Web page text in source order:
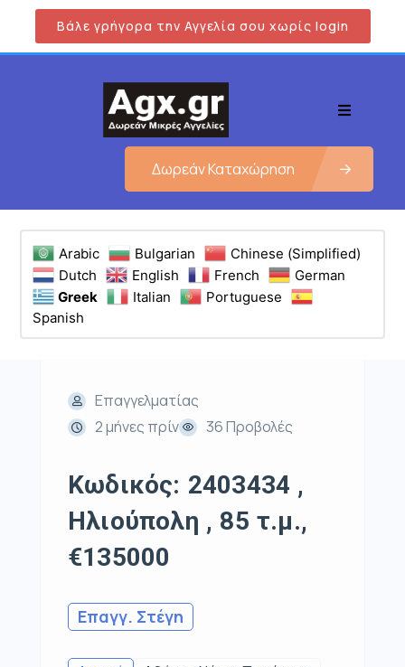
Βάλε γρήγορα την Αγγελία σου χωρίς login
Δωρεάν Καταχώρηση
Arabic Bulgarian
Chinese (Simplified)
Dutch
English French
German
Greek
Italian
Portuguese
Spanish
Επαγγελματίας
2 μήνες πρίν
36 Προβολές
Κωδικός: 2403434 ,
Ηλιούπολη , 85 τ.μ.,
€135000
Επαγγ. Στέγη